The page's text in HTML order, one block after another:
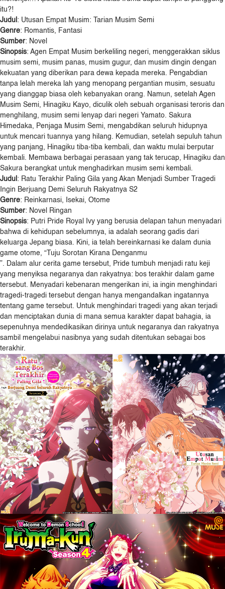
itu?!
Judul : Utusan Empat Musim: Tarian Musim Semi
Genre: Romantis, Fantasi
Sumber: Novel
Sinopsis: Agen Empat Musim berkeliling negeri, menggerakkan siklus
musim semi, musim panas, musim gugur, dan musim dingin dengan
kekuatan yang diberikan para dewa kepada mereka. Pengabdian
tanpa lelah mereka lah yang menopang pergantian musim, sesuatu
yang dianggap biasa oleh kebanyakan orang. Namun, setelah Agen
Musim Semi, Hinagiku Kayo, diculik oleh sebuah organisasi teroris dan
menghilang, musim semi lenyap dari negeri Yamato. Sakura
Himedaka, Penjaga Musim Semi, mengabdikan seluruh hidupnya
untuk mencari tuannya yang hilang. Kemudian, setelah sepuluh tahun
yang panjang, Hinagiku tiba-tiba kembali, dan waktu mulai berputar
kembali. Membawa berbagai perasaan yang tak terucap, Hinagiku dan
Sakura berangkat untuk menghadirkan musim semi kembali.
Judul : Ratu Terakhir Paling Gila yang Akan Menjadi Sumber Tragedi
Ingin Berjuang Demi Seluruh Rakyatnya S2
Genre: Reinkarnasi, Isekai, Otome
Sumber: Novel Ringan
Sinopsis: Putri Pride Royal Ivy yang berusia delapan tahun menyadari
bahwa di kehidupan sebelumnya, ia adalah seorang gadis dari
keluarga Jepang biasa. Kini, ia telah bereinkarnasi ke dalam dunia
game otome, “Tuju Sorotan Kirana Denganmu
”. Dalam alur cerita game tersebut, Pride tumbuh menjadi ratu keji
yang menyiksa negaranya dan rakyatnya: bos terakhir dalam game
tersebut. Menyadari kebenaran mengerikan ini, ia ingin menghindari
tragedi-tragedi tersebut dengan hanya mengandalkan ingatannya
tentang game tersebut. Untuk menghindari tragedi yang akan terjadi
dan menciptakan dunia di mana semua karakter dapat bahagia, ia
sepenuhnya mendedikasikan dirinya untuk negaranya dan rakyatnya
sambil mengelabui nasibnya yang sudah ditentukan sebagai bos
terakhir.